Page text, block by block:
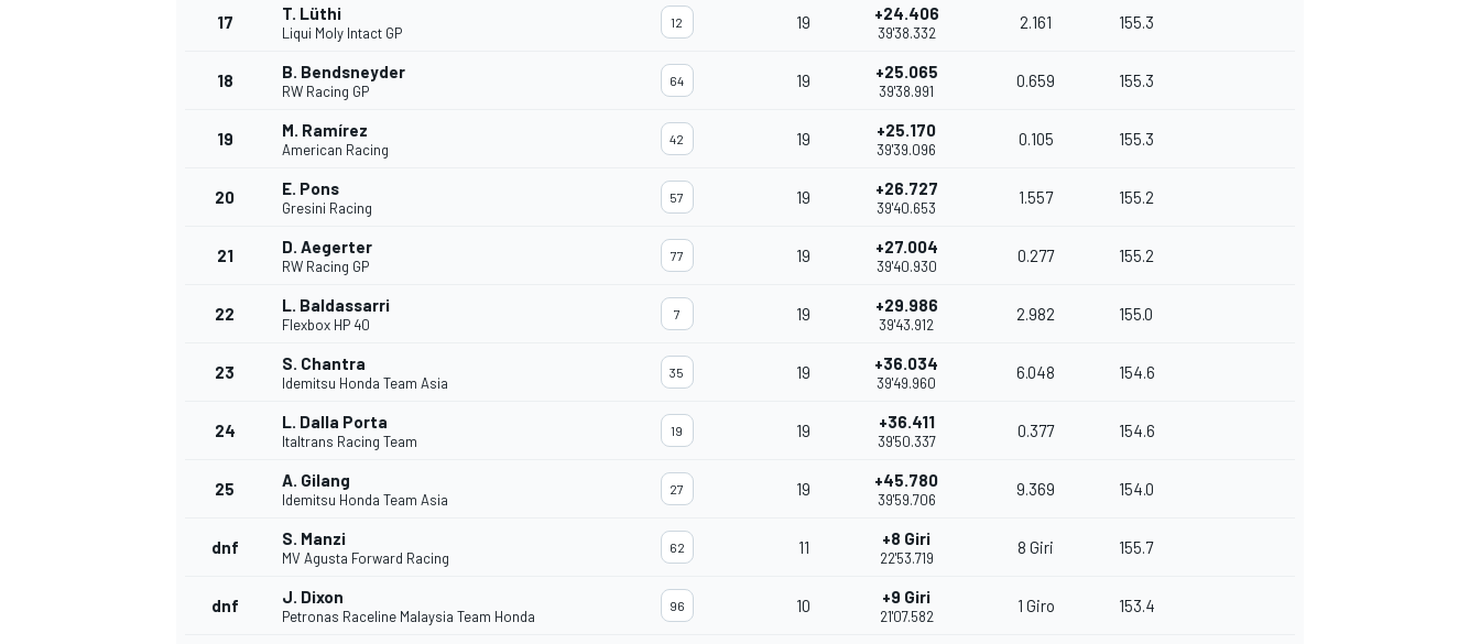
17 T. Lüthi
Liqui Moly Intact GP
12 19 +24.406
39'38.332
2.161 155.3
18 B. Bendsneyder
RW Racing GP
64 19 +25.065
39'38.991
0.659 155.3
19 M. Ramírez
American Racing
42 19 +25.170
39'39.096
0.105 155.3
20 E. Pons
Gresini Racing
57 19 +26.727
39'40.653
1.557 155.2
21 D. Aegerter
RW Racing GP
77 19 +27.004
39'40.930
0.277 155.2
22 L. Baldassarri
Flexbox HP 40
7 19 +29.986
39'43.912
2.982 155.0
23 S. Chantra
Idemitsu Honda Team Asia
35 19 +36.034
39'49.960
6.048 154.6
24 L. Dalla Porta
Italtrans Racing Team
19 19 +36.411
39'50.337
0.377 154.6
25 A. Gilang
Idemitsu Honda Team Asia
27 19 +45.780
39'59.706
9.369 154.0
dnf S. Manzi
MV Agusta Forward Racing
62 11 +8 Giri
22'53.719
8 Giri 155.7
dnf J. Dixon
Petronas Raceline Malaysia Team Honda
96 10 +9 Giri
21'07.582
1 Giro 153.4